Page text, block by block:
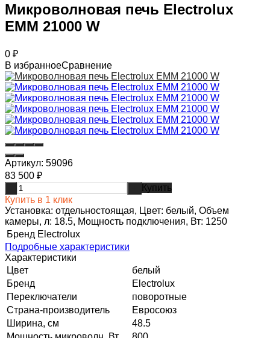
Микроволновая печь Electrolux
EMM 21000 W
0 ₽
В избранноеСравнение
Артикул: 59096
83 500 ₽
Купить
Купить в 1 клик
Установка: отдельностоящая, Цвет: белый, Объем
камеры, л: 18.5, Мощность подключения, Вт: 1250
Бренд Electrolux
Подробные характеристики
Характеристики
Цвет
белый
Бренд
Electrolux
Переключатели
поворотные
Страна-производитель
Евросоюз
Ширина, см
48.5